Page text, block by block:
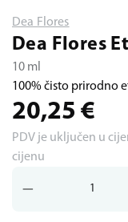
Dea Flores
Dea Flores
10 ml
100% čisto prirodno
20,25 €
PDV je uključen u
cijenu